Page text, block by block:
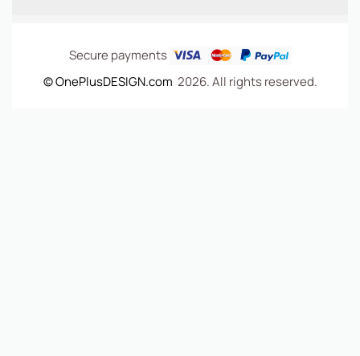
Secure payments
© OnePlusDESIGN.com 2026. All rights reserved.